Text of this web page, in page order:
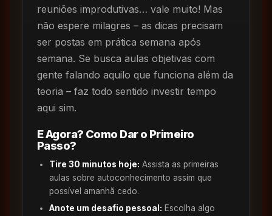
reuniões improdutivas… vale muito! Mas
não espere milagres – as dicas precisam
ser postas em prática semana após
semana. Se busca aulas objetivas com
gente falando aquilo que funciona além da
teoria – faz todo sentido investir tempo
aqui sim.
E Agora? Como Dar o Primeiro
Passo?
Tire 30 minutos hoje: Assista as primeiras
aulas sobre autoconhecimento assim que
possível amanhã cedo.
Anote um desafio pessoal: Escolha algo